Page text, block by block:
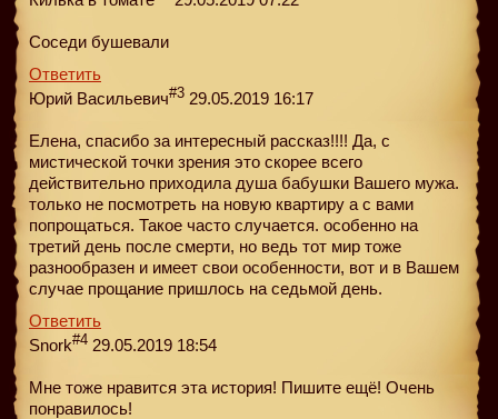
Соседи бушевали
Ответить
Юрий Васильевич#3 29.05.2019 16:17
Елена, спасибо за интересный рассказ!!!! Да, с
мистической точки зрения это скорее всего
действительно приходила душа бабушки Вашего мужа.
только не посмотреть на новую квартиру а с вами
попрощаться. Такое часто случается. особенно на
третий день после смерти, но ведь тот мир тоже
разнообразен и имеет свои особенности, вот и в Вашем
случае прощание пришлось на седьмой день.
Ответить
Snork#4 29.05.2019 18:54
Мне тоже нравится эта история! Пишите ещё! Очень
понравилось!